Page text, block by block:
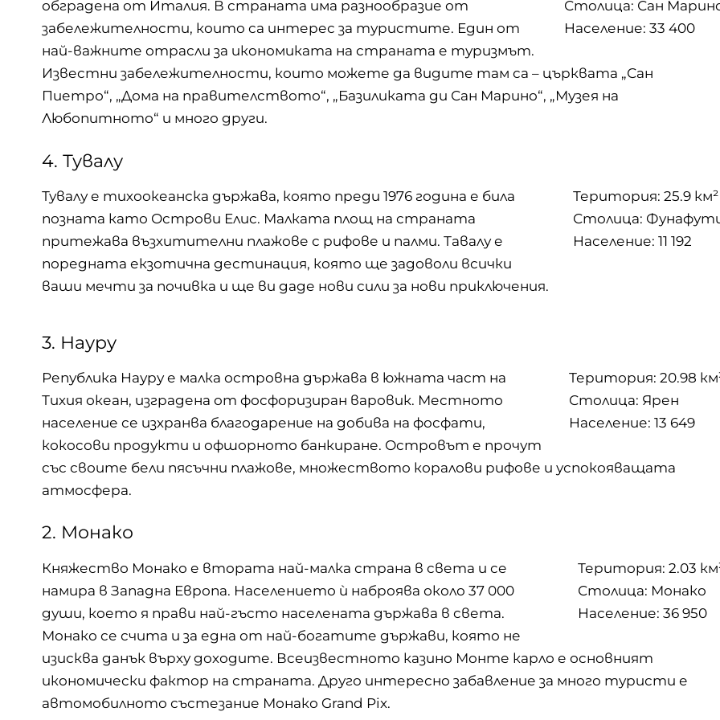
Столица: Сан
Население: 33 400
обградена от Италия. В страната има разнообразие от
забележителности, които са интерес за туристите. Един от
най-важните отрасли за икономиката на страната е туризмът.
Известни забележителности, които можете да видите там са – църквата „Сан
Пиетро“, „Дома на правителството“, „Базиликата ди Сан Марино“, „Музея на
Любопитното“ и много други.
4. Тувалу
Територия: 25.9 км²
Столица:
Население: 11 192
Тувалу е тихоокеанска държава, която преди 1976 година е била
позната като Острови Елис. Малката площ на страната
притежава възхитителни плажове с рифове и палми. Тавалу е
поредната екзотична дестинация, която ще задоволи всички
ваши мечти за почивка и ще ви даде нови сили за нови приключения.
3. Науру
Територия: 20.98
Столица: Ярен
Население: 13 649
Република Науру е малка островна държава в южната част на
Тихия океан, изградена от фосфоризиран варовик. Местното
население се изхранва благодарение на добива на фосфати,
кокосови продукти и офшорното банкиране. Островът е прочут
със своите бели пясъчни плажове, множеството коралови рифове и успокояващата
атмосфера.
2. Монако
Територия: 2.03
Столица: Монако
Население: 36 950
Княжество Монако е втората най-малка страна в света и се
намира в Западна Европа. Населението ѝ наброява около 37 000
души, което я прави най-гъсто населената държава в света.
Монако се счита и за една от най-богатите държави, която не
изисква данък върху доходите. Всеизвестното казино Монте карло е основният
икономически фактор на страната. Друго интересно забавление за много туристи е
автомобилното състезание Монако Grand Pix.